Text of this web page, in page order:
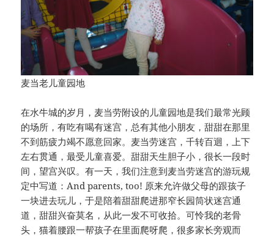
麦当老儿童园地
在水牛城的岁月，麦当劳附设的儿童园地是我们最常光顾
的场所，有吃有喝有迷宫，总有其他小朋友，甜甜在那里
不到筋疲力竭不愿意回家。麦当劳迷宫，千转百迴，上下
左右贯通，最受儿童喜爱。甜甜天生胆子小，很长一段时
间，望宫兴叹。有一天，我们注意到麦当劳迷宫的游玩规
定中写道：And parents, too! 原来允许做父母的跟孩子
一块进去玩儿，于是陪着甜甜爬进那窄长园筒状迷宫通
道，甜甜兴奋莫名，从此一发不可收拾。可怜我的老骨
头，猫着腰跟一帮孩子在里面爬呀爬，很多家长旁观而